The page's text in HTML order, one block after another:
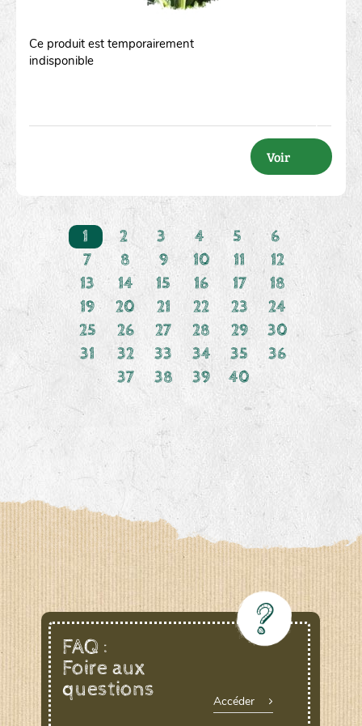
Ce produit est temporairement
indisponible
Voir
1 2 3 4 5
6
7
8 9 10 11
12
13
14 15 16 17
18
19
20 21 22 23
24
25
26 27 28 29
30
31
32 33 34 35
36
37
38 39 40
FAQ :
Foire aux
questions
Accéder